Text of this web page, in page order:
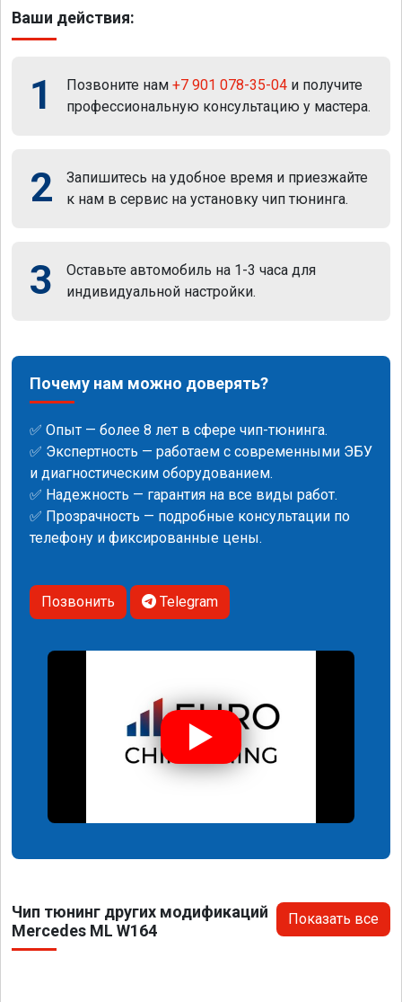
Ваши действия:
1 Позвоните нам +7 901 078-35-04 и получите
профессиональную консультацию у мастера.
2
Запишитесь на удобное время и приезжайте
к нам в сервис на установку чип тюнинга.
3
Оставьте автомобиль на 1-3 часа для
индивидуальной настройки.
Почему нам можно доверять?
✅ Опыт — более 8 лет в сфере чип-тюнинга.
✅ Экспертность — работаем с современными ЭБУ
и диагностическим оборудованием.
✅ Надежность — гарантия на все виды работ.
✅ Прозрачность — подробные консультации по
телефону и фиксированные цены.
Позвонить Telegram
Чип тюнинг других модификаций
Mercedes ML W164
Показать все